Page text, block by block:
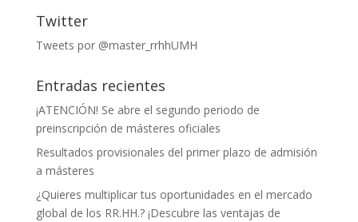
Twitter
Tweets por @master_rrhhUMH
Entradas recientes
¡ATENCIÓN! Se abre el segundo periodo de
preinscripción de másteres oficiales
Resultados provisionales del primer plazo de admisión
a másteres
¿Quieres multiplicar tus oportunidades en el mercado
global de los RR.HH.? ¡Descubre las ventajas de